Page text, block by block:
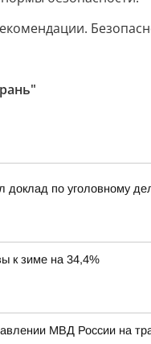
доклад по уголовному
к зиме на 34,4%
МВД России на